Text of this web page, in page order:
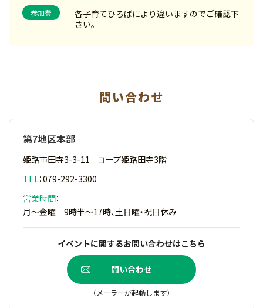
参加費
各子育てひろばにより違いますのでご確認下
さい。
問い合わせ
第7地区本部
姫路市田寺3-3-11 コープ姫路田寺3階
TEL：079-292-3300
営業時間：
月～金曜 9時半～17時、土日曜・祝日休み
イベントに関するお問い合わせはこちら
問い合わせ
（メーラーが起動します）